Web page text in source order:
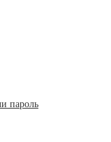
пароль